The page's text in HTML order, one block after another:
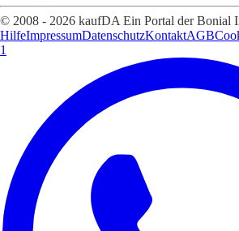
© 2008 - 2026 kaufDA Ein Portal der Bonial
HilfeImpressumDatenschutzKontaktAGB
1